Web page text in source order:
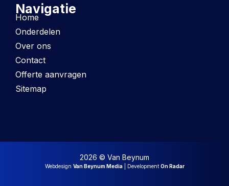
Navigatie
Home
Onderdelen
Over ons
Contact
Offerte aanvragen
Sitemap
2026 © Van Beynum
Webdesign Van Beynum Media| Development On Radar